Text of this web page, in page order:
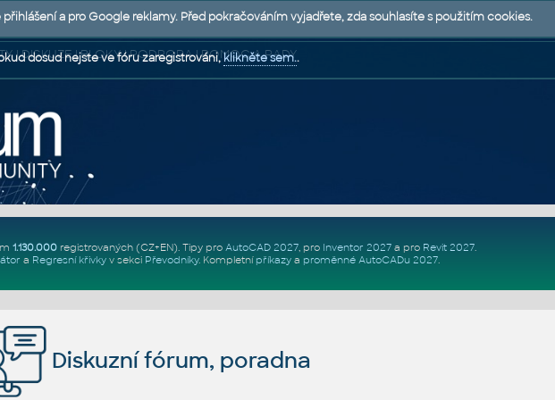
| DISKUZE | BLOKY | PODPORA | POMOC A RADY
1.130.000registrovaných (CZ+EN). Tipy pro AutoCAD 2027, pro Inventor 2027a pro Revit 2027.
a Regresní křivkyv sekci Převodníky. Kompletní příkazya proměnné AutoCADu 2027.
Diskuzní fórum, poradna
a pro Google reklamy. Před pokračováním vyjadřete, zda souhlasíte s použitím cookies.
dosud nejste ve fóru zaregistrováni,klikněte sem..